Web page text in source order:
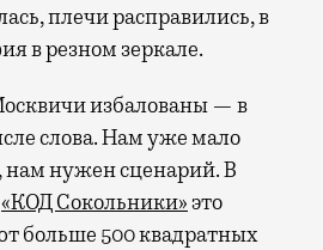
плечи расправились, в
в резном зеркале.
избалованы — в
слова. Нам уже мало
нам нужен сценарий. В
«КОД Сокольники»это
больше 500 квадратных